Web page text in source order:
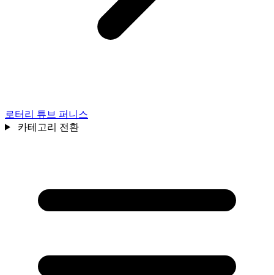
로터리 튜브 퍼니스
카테고리 전환